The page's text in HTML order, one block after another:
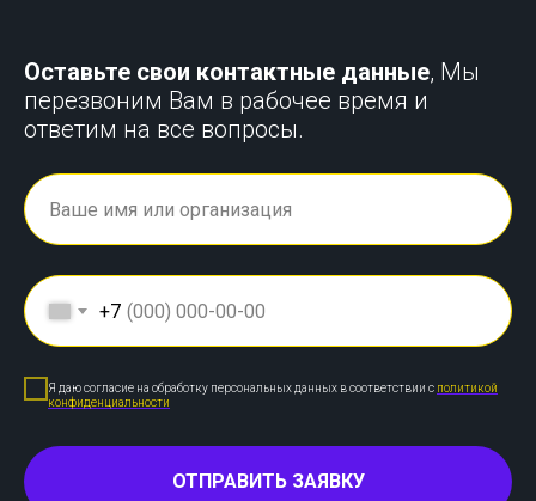
Оставьте свои контактные данные, Мы
перезвоним Вам в рабочее время и
ответим на все вопросы.
+7
Я даю согласие на обработку персональных данных в соответствии с политикой
конфиденциальности
ОТПРАВИТЬ ЗАЯВКУ